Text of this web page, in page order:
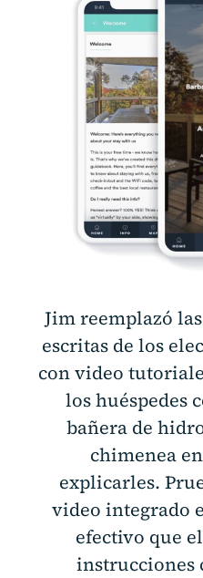
Jim reemplazó
escritas de los
con video
los huéspedes
bañera de
chimenea
explicarles.
video integrado
efectivo que
instrucciones